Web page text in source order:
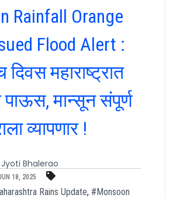
Rainfall Orange
Flood Alert :
दिवस महाराष्ट्रात
मान्सून संपूर्ण
व्यापणार !
Jyoti Bhalerao
18, 2025
Rains Update, #Monsoon